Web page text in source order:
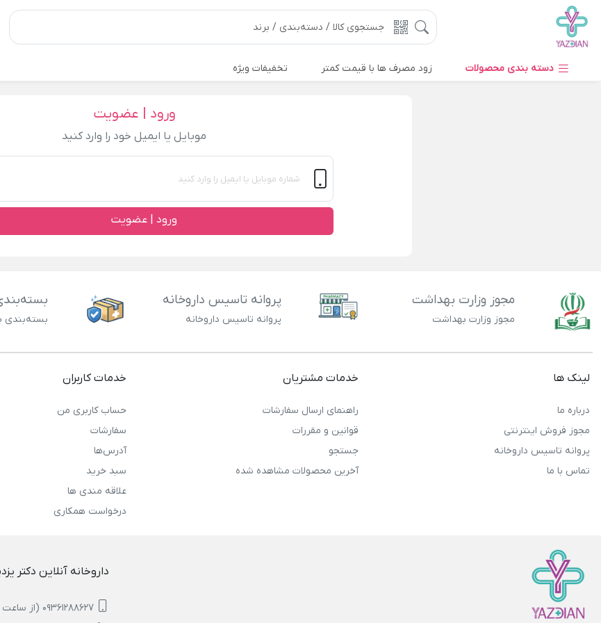
دسته بندی محصولات زود مصرف ها با قیمت کمتر تخفیفات ویژه
ورود | عضویت
موبایل یا ایمیل خود را وارد کنید
ورود | عضویت
مجوز وزارت بهداشت
مجوز وزارت بهداشت
پروانه تاسیس داروخانه
پروانه تاسیس داروخانه بسته‌بندی
لینک ها
درباره ما
مجوز فروش اینترنتی
پروانه تاسیس داروخانه
تماس با ما
خدمات مشتریان
راهنمای ارسال سفارشات
قوانین و مقررات
جستجو
آخرین محصولات مشاهده شده
خدمات کاربران
حساب کاربری من
سفارشات
آدرس‌ها
سبد خرید
علاقه مندی ها
درخواست همکاری
داروخانه آنلاین دکتر
09361288627 (از ساعت 9 تا 17)